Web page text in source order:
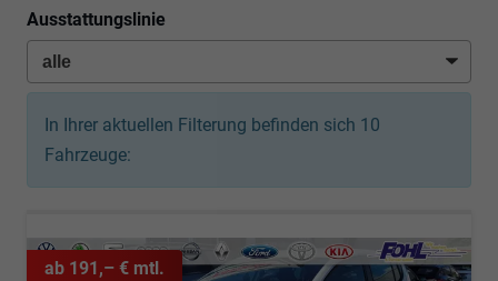
Ausstattungslinie
In Ihrer aktuellen Filterung befinden sich 10
Fahrzeuge:
ab 191,– € mtl.